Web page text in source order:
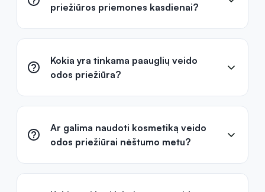
priežiūros priemones kasdienai?
Kokia yra tinkama paauglių veido
odos priežiūra?
Ar galima naudoti kosmetiką veido
odos priežiūrai nėštumo metu?